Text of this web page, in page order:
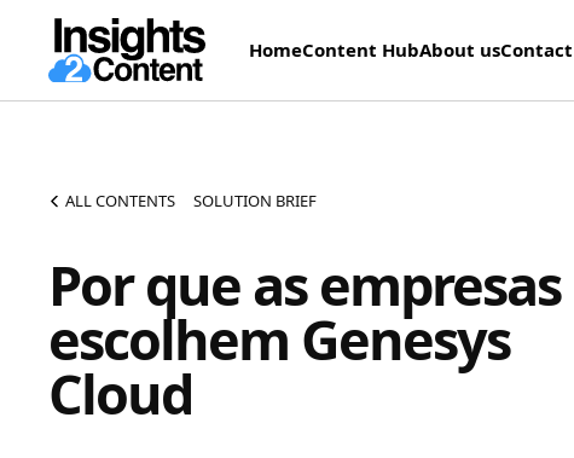
HomeContent HubAbout us
ALL CONTENTS SOLUTION BRIEF
Por que as empresas
escolhem Genesys
Cloud